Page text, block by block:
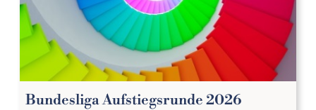
Bundesliga Aufstiegsrunde 2026